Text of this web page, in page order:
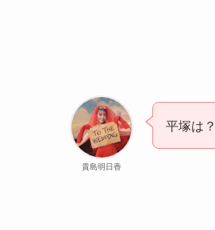
貴島明日香
平塚は？